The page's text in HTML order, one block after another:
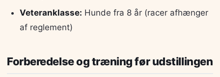
Veteranklasse: Hunde fra 8 år (racer afhænger
af reglement)
Forberedelse og træning før udstillingen